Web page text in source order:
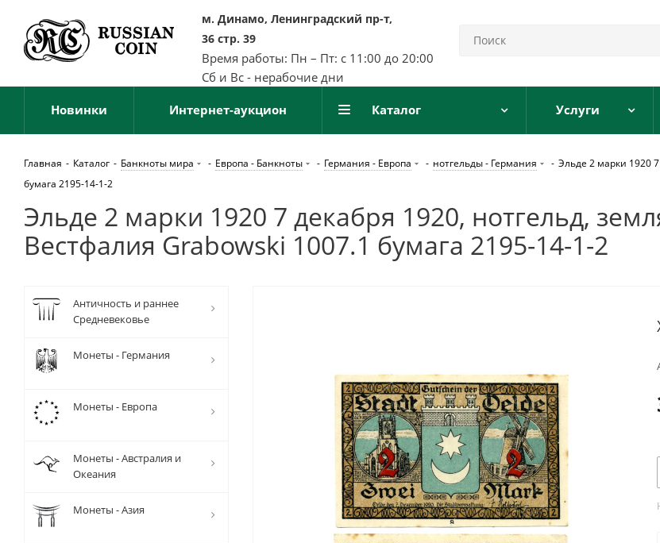
м. Динамо, Ленинградский пр-т,
36 стр. 39
Время работы: Пн – Пт: с 11:00 до 20:00
Сб и Вс - нерабочие дни
Новинки Интернет-аукцион Каталог Услуги
Главная - Каталог - Банкноты мира - Европа - Банкноты - Германия - Европа - нотгельды - Германия - Эльде 2 марки 1920
бумага 2195-14-1-2
Эльде 2 марки 1920 7 декабря 1920, нотгельд,
Вестфалия Grabowski 1007.1 бумага 2195-14-1-2
Античность и раннее
Средневековье
Монеты - Германия
Монеты - Европа
Монеты - Австралия и
Океания
Монеты - Азия